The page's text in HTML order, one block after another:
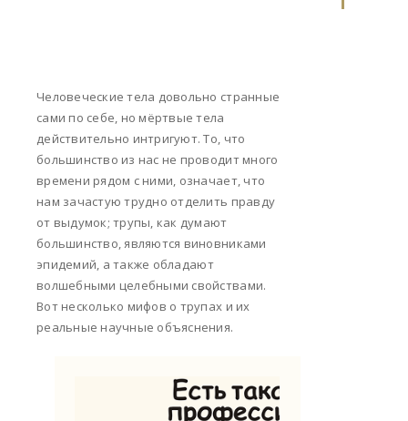
Человеческие тела довольно странные
сами по себе, но мёртвые тела
действительно интригуют. То, что
большинство из нас не проводит много
времени рядом с ними, означает, что
нам зачастую трудно отделить правду
от выдумок; трупы, как думают
большинство, являются виновниками
эпидемий, а также обладают
волшебными целебными свойствами.
Вот несколько мифов о трупах и их
реальные научные объяснения.